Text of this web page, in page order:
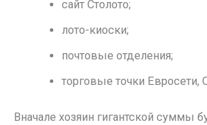
сайт Столото;
лото-киоски;
почтовые отделения;
торговые точки Евросети,
Вначале хозяин гигантской суммы